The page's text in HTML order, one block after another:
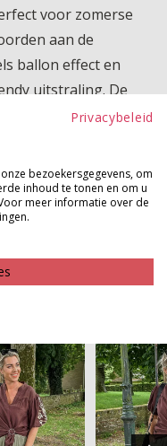
voor zomerse
aan de
ballon effect en
uitstraling. De
af en geven niet
ook nog eens super
binnen
Privacybeleid
bezoekersgegevens, om
inhoud te tonen en om u
meer informatie over de